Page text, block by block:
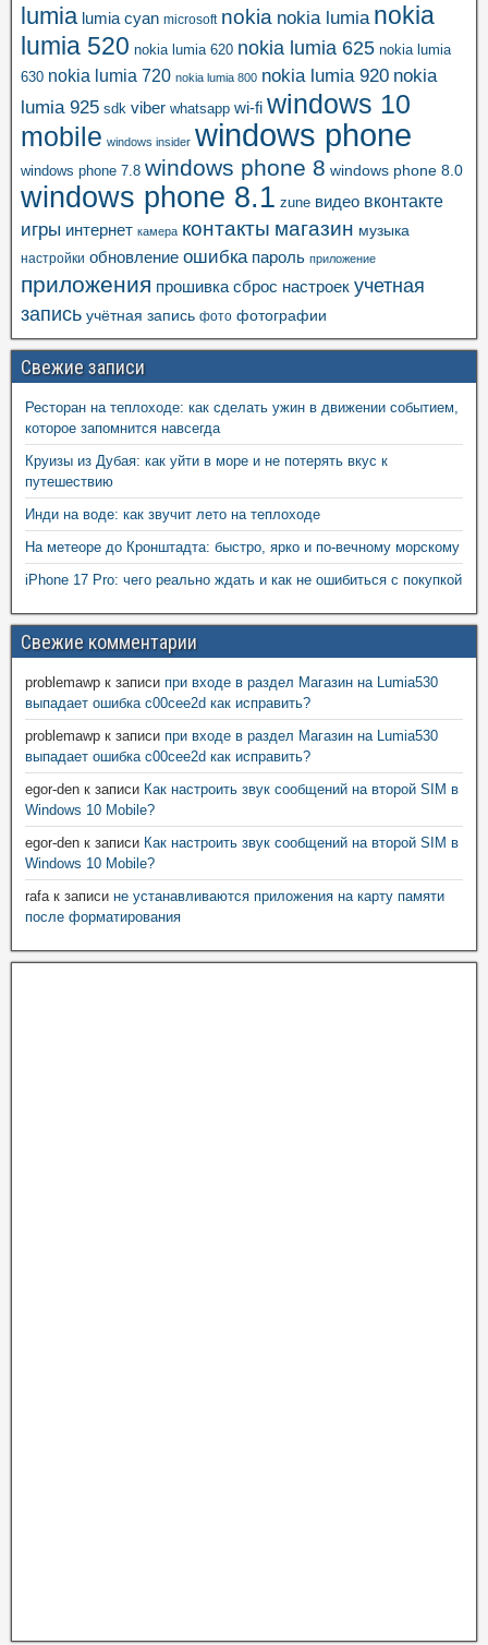
lumia lumia cyan microsoft nokia nokia lumia nokia
lumia 520 nokia lumia 620 nokia lumia 625 nokia lumia
630 nokia lumia 720 nokia lumia 800 nokia lumia 920 nokia
lumia 925 sdk viber whatsapp wi-fi windows 10
mobile windows insider windows phone
windows phone 7.8 windows phone 8 windows phone 8.0
windows phone 8.1 zune видео вконтакте
игры интернет камера контакты магазин музыка
настройки обновление ошибка пароль приложение
приложения прошивка сброс настроек учетная
запись учётная запись фото фотографии
Свежие записи
Ресторан на теплоходе: как сделать ужин в движении событием,
которое запомнится навсегда
Круизы из Дубая: как уйти в море и не потерять вкус к
путешествию
Инди на воде: как звучит лето на теплоходе
На метеоре до Кронштадта: быстро, ярко и по-вечному морскому
iPhone 17 Pro: чего реально ждать и как не ошибиться с покупкой
Свежие комментарии
problemawp к записи при входе в раздел Магазин на Lumia530
выпадает ошибка c00cee2d как исправить?
problemawp к записи при входе в раздел Магазин на Lumia530
выпадает ошибка c00cee2d как исправить?
egor-den к записи Как настроить звук сообщений на второй SIM в
Windows 10 Mobile?
egor-den к записи Как настроить звук сообщений на второй SIM в
Windows 10 Mobile?
rafaк записи не устанавливаются приложения на карту памяти
после форматирования